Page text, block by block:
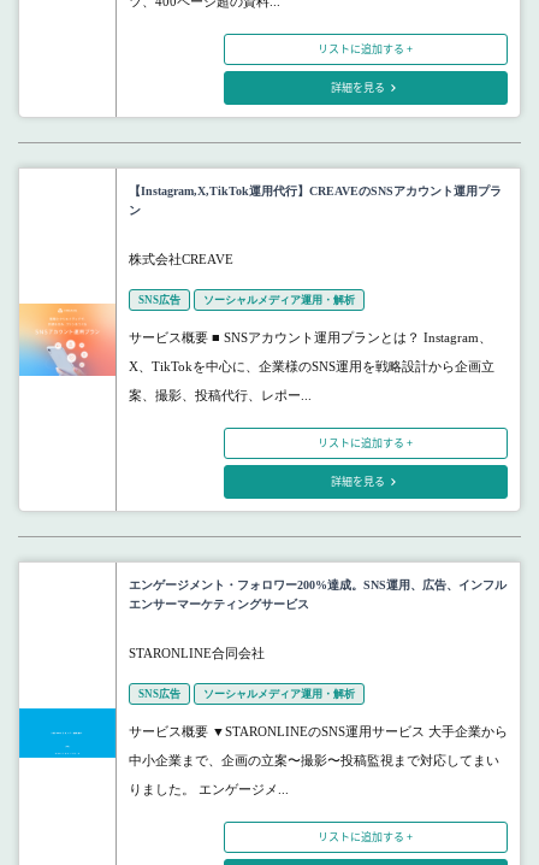
リストに追加する +
詳細を見る
【Instagram,X,TikTok運用代行】CREAVEのSNSアカウント運用プラ
ン
株式会社CREAVE
SNS広告 ソーシャルメディア運用・解析
サービス概要 ■ SNSアカウント運用プランとは？ Instagram、
X、TikTokを中心に、企業様のSNS運用を戦略設計から企画立
案、撮影、投稿代行、レポー...
リストに追加する +
詳細を見る
エンゲージメント・フォロワー200%達成。SNS運用、広告、インフル
エンサーマーケティングサービス
STARONLINE合同会社
SNS広告 ソーシャルメディア運用・解析
サービス概要 ▼STARONLINEのSNS運用サービス 大手企業から
中小企業まで、企画の立案〜撮影〜投稿監視まで対応してまい
りました。 エンゲージメ...
リストに追加する +